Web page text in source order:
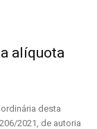
alíquota
desta
2021, de autoria